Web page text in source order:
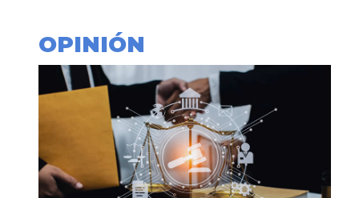
OPINIÓN